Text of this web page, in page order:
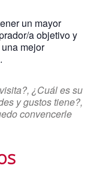
un mayor
a objetivo y
mejor
¿Cuál es su
y gustos tiene?,
convencerle